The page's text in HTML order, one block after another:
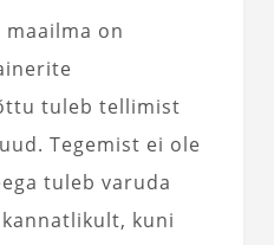
on
tuleb tellimist
Tegemist ei ole
tuleb varuda
kuni